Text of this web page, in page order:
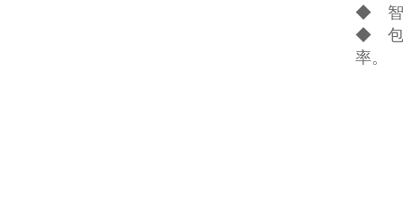
◆ 智
◆ 包
率。